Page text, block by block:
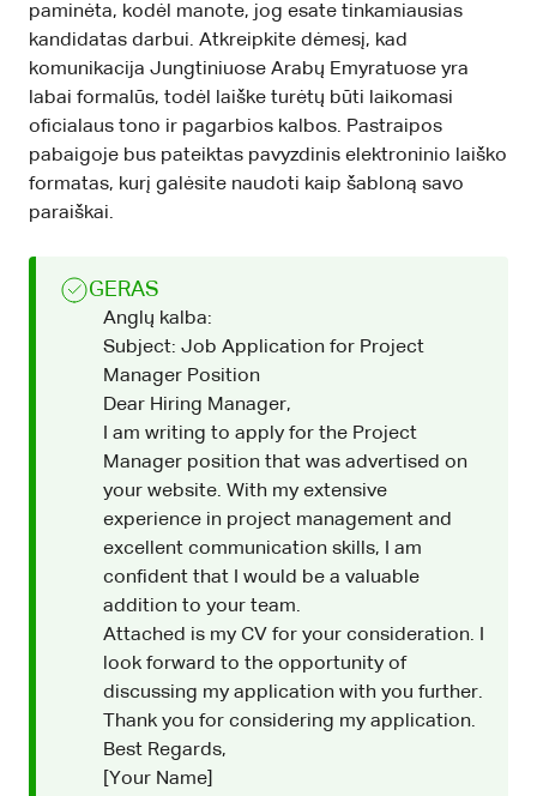
paminėta, kodėl manote, jog esate tinkamiausias
kandidatas darbui. Atkreipkite dėmesį, kad
komunikacija Jungtiniuose Arabų Emyratuose yra
labai formalūs, todėl laiške turėtų būti laikomasi
oficialaus tono ir pagarbios kalbos. Pastraipos
pabaigoje bus pateiktas pavyzdinis elektroninio laiško
formatas, kurį galėsite naudoti kaip šabloną savo
paraiškai.
GERAS
Anglų kalba:
Subject: Job Application for Project
Manager Position
Dear Hiring Manager,
I am writing to apply for the Project
Manager position that was advertised on
your website. With my extensive
experience in project management and
excellent communication skills, I am
confident that I would be a valuable
addition to your team.
Attached is my CV for your consideration. I
look forward to the opportunity of
discussing my application with you further.
Thank you for considering my application.
Best Regards,
[Your Name]